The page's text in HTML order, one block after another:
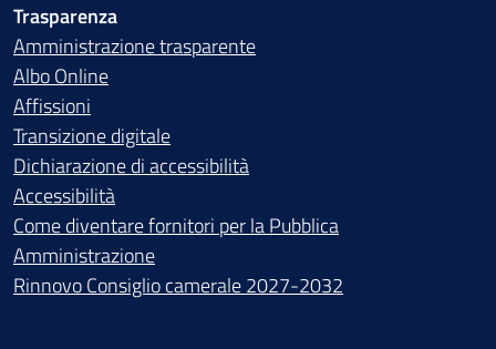
Trasparenza
Amministrazione trasparente
Albo Online
Affissioni
Transizione digitale
Dichiarazione di accessibilità
Accessibilità
Come diventare fornitori per la Pubblica
Amministrazione
Rinnovo Consiglio camerale 2027-2032